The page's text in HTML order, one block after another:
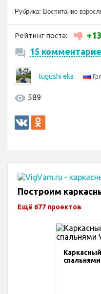
Рубрика: Воспитание
Рейтинг поста:
+13
15
tugushi eka
589
Построим
Ещё 677 проектов